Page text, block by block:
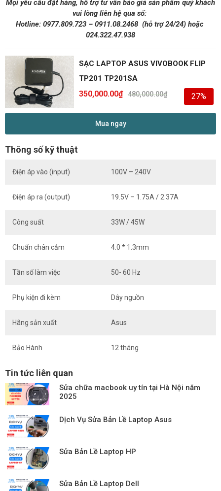
Mọi yêu cầu đặt hàng, hỗ trợ tư vấn báo giá sản phẩm quý khách
vui lòng liên hệ qua số:
Hotline: 0977.809.723– 0911.08.2468 (hỗ trợ 24/24)hoặc
024.322.47.938
SẠC LAPTOP ASUS VIVOBOOK FLIP
TP201 TP201SA
480,000.00₫
350,000.00₫ 27%
Mua ngay
Thông số kỹ thuật
Điện áp vào (input) 100V – 240V
Điện áp ra (output) 19.5V – 1.75A / 2.37A
Công suất 33W / 45W
Chuẩn chân cắm 4.0 * 1.3mm
Tần số làm việc 50- 60 Hz
Phụ kiện đi kèm Dây nguồn
Hãng sản xuất Asus
Bảo Hành 12 tháng
Tin tức liên quan
Sửa chữa macbook uy tín tại Hà Nội năm
2025
Dịch Vụ Sửa Bản Lề Laptop Asus
Sửa Bản Lề Laptop HP
Sửa Bản Lề Laptop Dell